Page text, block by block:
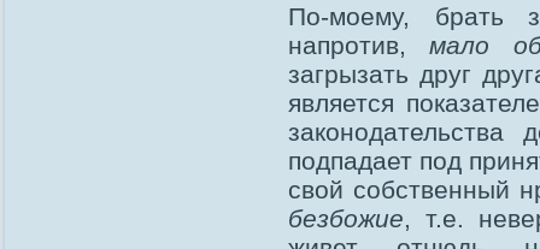
По-моему, брать
напротив,мало
загрызать друг
является
законодательства
подпадает под
свой собственный
безбожие , т.е.